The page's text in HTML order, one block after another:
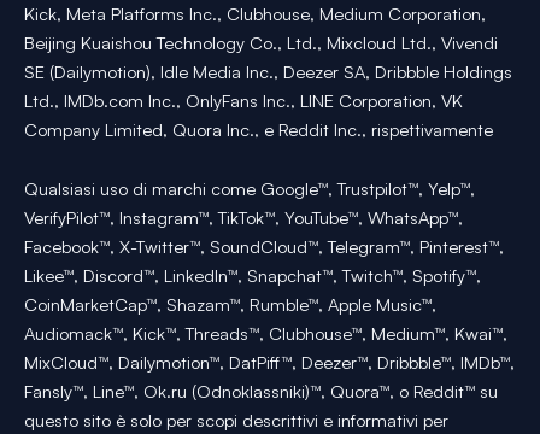
Kick, Meta Platforms Inc., Clubhouse, Medium Corporation,
Beijing Kuaishou Technology Co., Ltd., Mixcloud Ltd., Vivendi
SE (Dailymotion), Idle Media Inc., Deezer SA, Dribbble Holdings
Ltd., IMDb.com Inc., OnlyFans Inc., LINE Corporation, VK
Company Limited, Quora Inc., e Reddit Inc., rispettivamente
Qualsiasi uso di marchi come Google™, Trustpilot™, Yelp™,
VerifyPilot™, Instagram™, TikTok™, YouTube™, WhatsApp™,
Facebook™, X-Twitter™, SoundCloud™, Telegram™, Pinterest™,
Likee™, Discord™, LinkedIn™, Snapchat™, Twitch™, Spotify™,
CoinMarketCap™, Shazam™, Rumble™, Apple Music™,
Audiomack™, Kick™, Threads™, Clubhouse™, Medium™, Kwai™,
MixCloud™, Dailymotion™, DatPiff™, Deezer™, Dribbble™, IMDb™,
Fansly™, Line™, Ok.ru (Odnoklassniki)™, Quora™, o Reddit™ su
questo sito è solo per scopi descrittivi e informativi per